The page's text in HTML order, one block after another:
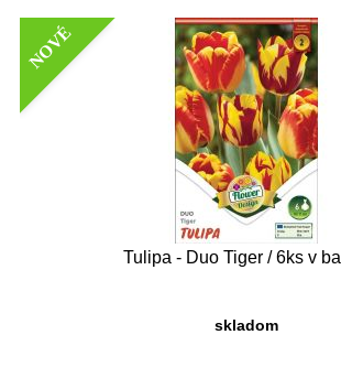
NOVÉ
Tulipa - Duo Tiger / 6ks v
skladom